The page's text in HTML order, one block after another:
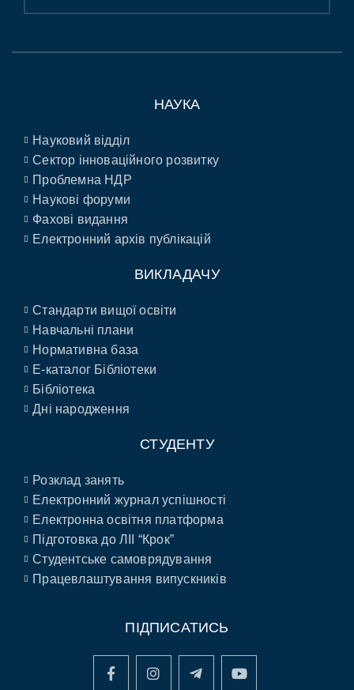
НАУКА
Науковий відділ
Сектор інноваційного розвитку
Проблемна НДР
Наукові форуми
Фахові видання
Електронний архів публікацій
ВИКЛАДАЧУ
Стандарти вищої освіти
Навчальні плани
Нормативна база
E-каталог Бібліотеки
Бібліотека
Дні народження
СТУДЕНТУ
Розклад занять
Електронний журнал успішності
Електронна освітня платформа
Підготовка до ЛІІ “Крок”
Студентське самоврядування
Працевлаштування випускників
ПІДПИСАТИСЬ